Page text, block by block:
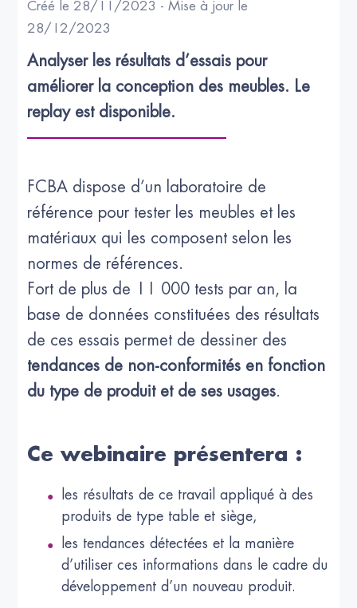
Créé le 28/11/2023 - Mise à jour le
28/12/2023
Analyser les résultats d’essais pour
améliorer la conception des meubles. Le
replay est disponible.
FCBA dispose d’un laboratoire de
référence pour tester les meubles et les
matériaux qui les composent selon les
normes de références.
Fort de plus de 11 000 tests par an, la
base de données constituées des résultats
de ces essais permet de dessiner des
tendances de non-conformités en fonction
du type de produit et de ses usages.
Ce webinaire présentera :
les résultats de ce travail appliqué à des
produits de type table et siège,
les tendances détectées et la manière
d’utiliser ces informations dans le cadre du
développement d’un nouveau produit.